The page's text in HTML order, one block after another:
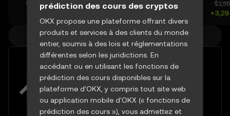
$0,04071
-0,98 %
$0,02938 $0,1024
-0,29 %
Plus de cours de crypto
Tirer parti de la volatilité du
marché grâce à des outils de
trading avancés
Essayer dès maintenant
prédiction des cours des cryptos
OKX propose une plateforme offrant divers
produits et services à des clients du monde
entier, soumis à des lois et réglementations
différentes selon les juridictions. En
accédant ou en utilisant les fonctions de
prédiction des cours disponibles sur la
plateforme d'OKX, y compris tout site web
ou application mobile d'OKX (« fonctions de
prédiction des cours »), vous admettez et